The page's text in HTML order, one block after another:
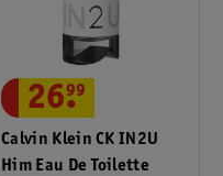
Calvin Klein CK IN2U
Him Eau De Toilette
26.
99